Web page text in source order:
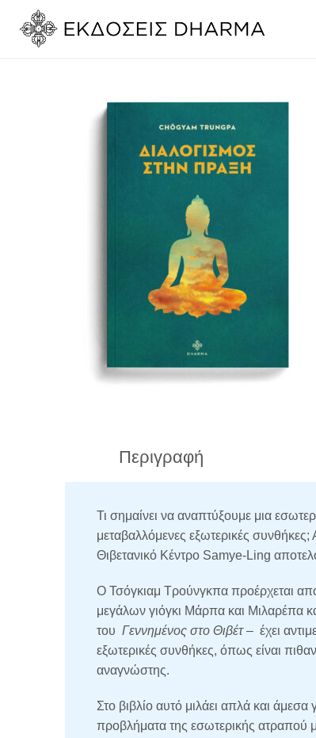
Περιγραφή
Τι σημαίνει να αναπτύξουμε μια
μεταβαλλόμενες εξωτερικές
Θιβετανικό Κέντρο Samye-Ling
Ο Τσόγκιαμ Τρούνγκπα προέρχεται
μεγάλων γιόγκι Μάρπα και Μιλαρέπα
του Γεννημένος στο Θιβέτ– έχει
εξωτερικές συνθήκες, όπως είναι
αναγνώστης.
Στο βιβλίο αυτό μιλάει απλά και άμεσα
προβλήματα της εσωτερικής ατραπού